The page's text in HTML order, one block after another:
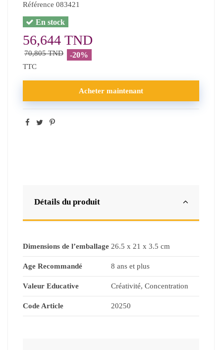
Référence 083421
En stock
56,644 TND
70,805 TND -20%
TTC
Acheter maintenant
Détails du produit
Dimensions de l’emballage 26.5 x 21 x 3.5 cm
Age Recommandé 8 ans et plus
Valeur Educative Créativité, Concentration
Code Article 20250